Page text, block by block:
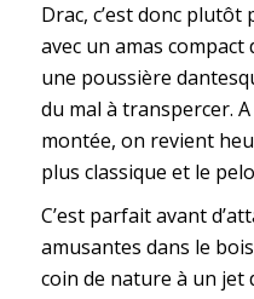
Drac, c’est donc
avec un amas
une poussière
du mal à transpercer.
montée, on revient
plus classique et le
C’est parfait avant
amusantes dans le
coin de nature à un jet